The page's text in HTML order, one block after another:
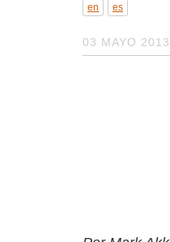
en es
03 MAYO 2013